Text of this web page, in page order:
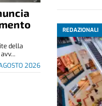
2026
della
REDAZIONALI